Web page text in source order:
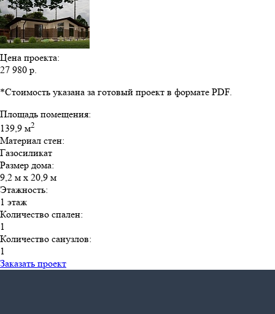
Цена проекта:
27 980 р.
*Стоимость указана за готовый проект в формате PDF.
Площадь помещения:
139,9 м2
Материал стен:
Газосиликат
Размер дома:
9,2 м х 20,9 м
Этажность:
1 этаж
Количество спален:
1
Количество санузлов:
1
Заказать проект